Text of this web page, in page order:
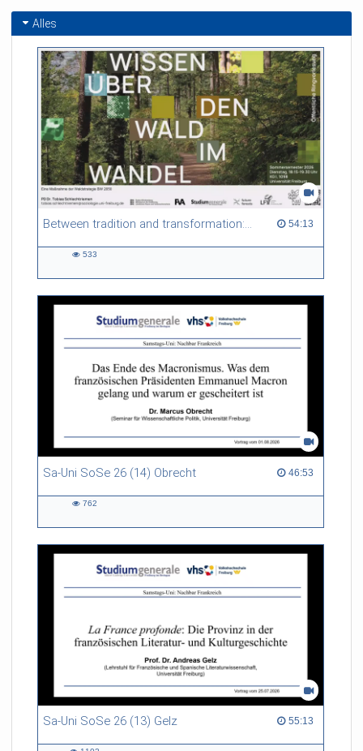
Alles
Between tradition and transformation: how owners, advisers and institutions co-create knowledge for resilient forests in Europe 54:13
54:13 duration
533
Sa-Uni SoSe 26 (14) Obrecht 46:53
46:53 duration
762
Sa-Uni SoSe 26 (13) Gelz 55:13
55:13 duration